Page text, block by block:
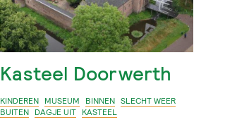
Kasteel Doorwerth
KINDEREN MUSEUM BINNEN SLECHT WEER
BUITEN DAGJE UIT KASTEEL